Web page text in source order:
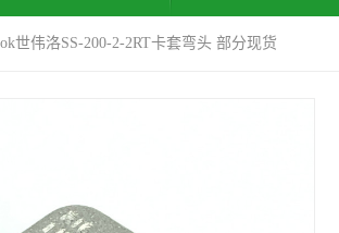
世伟洛SS-200-2-2RT卡套弯头 部分现货